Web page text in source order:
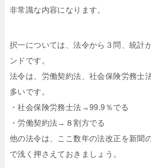
非常識な内容になります。
択一については、法令から３問、統計
ンドです。
法令は、労働契約法、社会保険労務士
多いです。
・社会保険労務士法→99.9％でる
・労働契約法→８割方でる
他の法令は、ここ数年の法改正を新聞
で浅く押さえておきましょう。